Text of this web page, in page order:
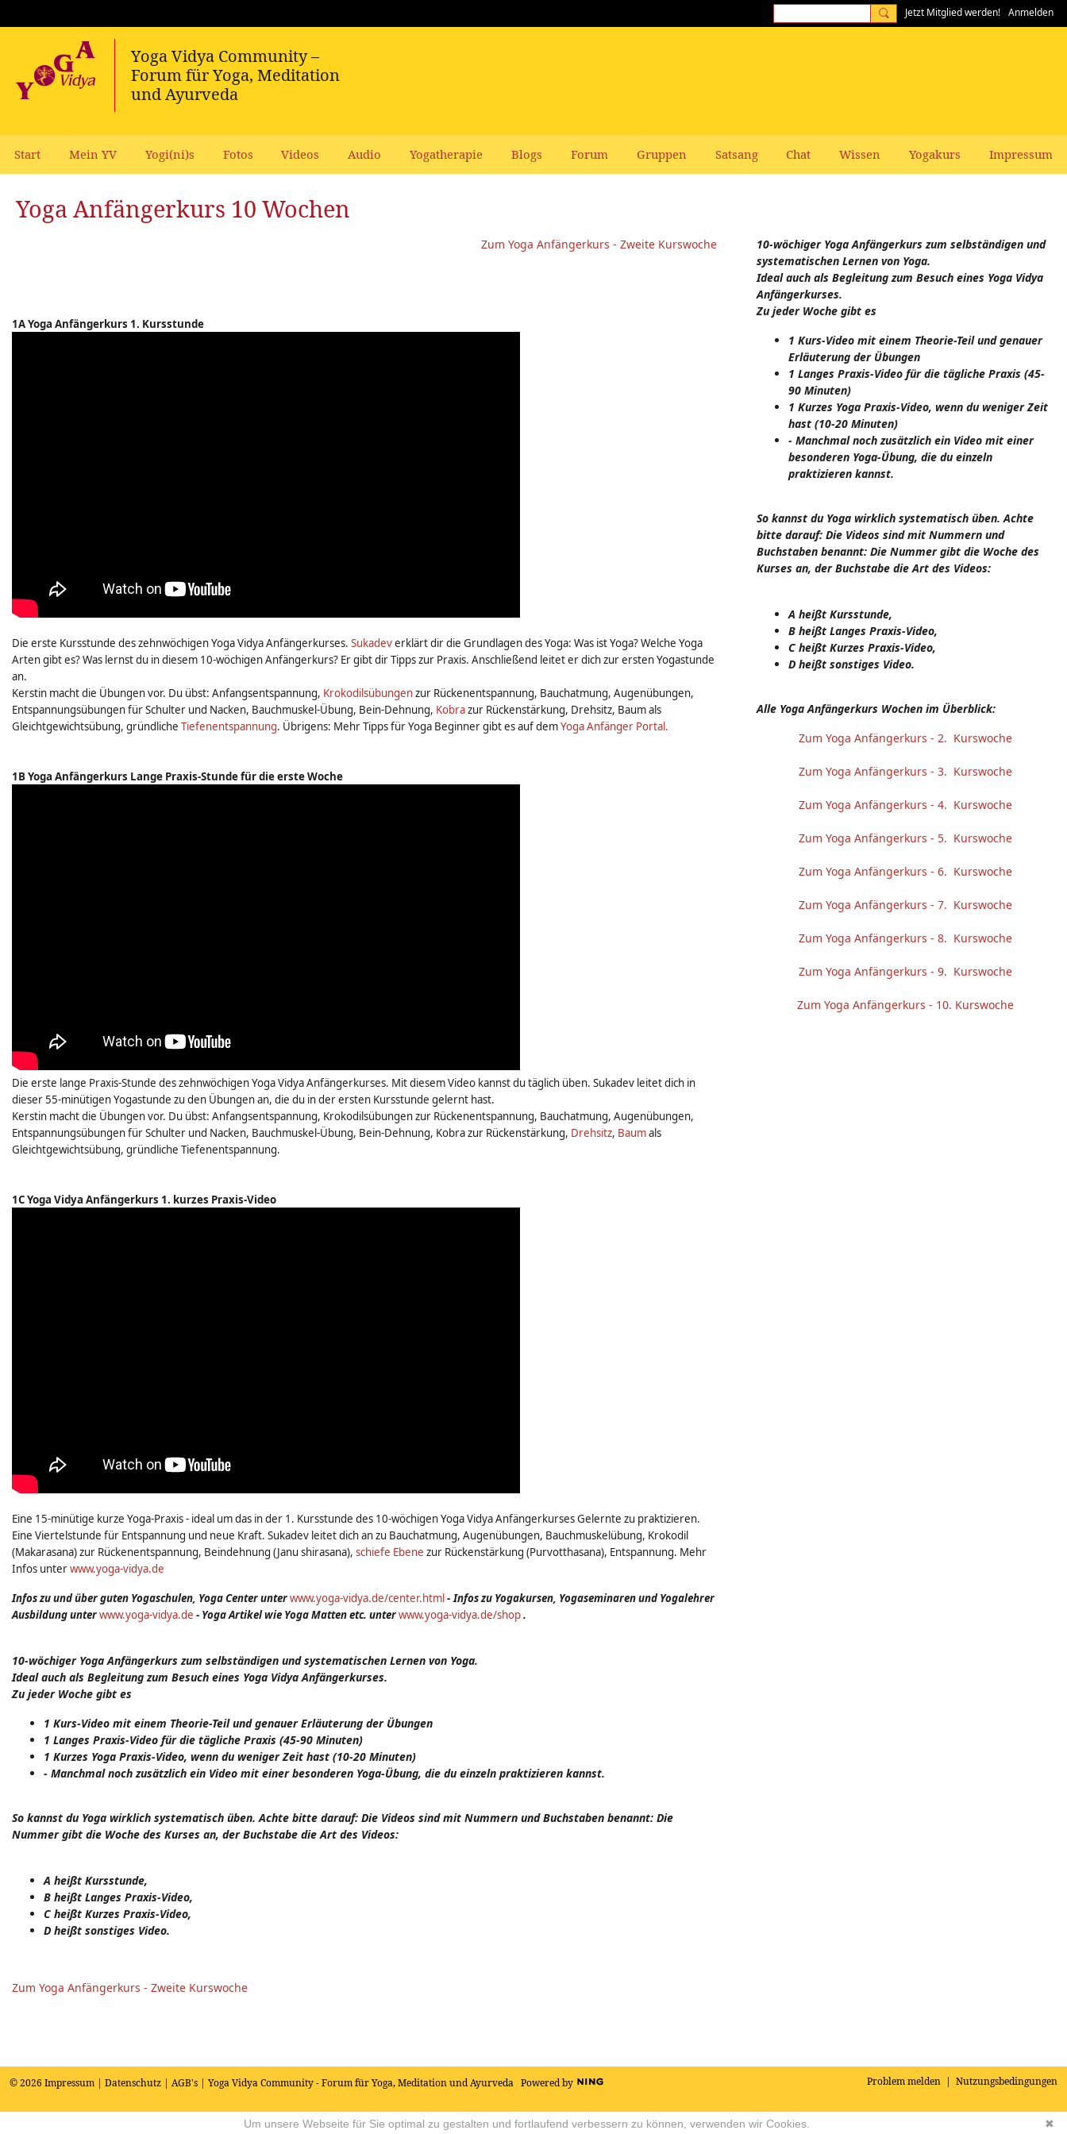
Jetzt Mitglied werden! Anmelden
Start Mein YV Yogi(ni)s Fotos Videos Audio Yogatherapie Blogs Forum Gruppen Satsang Chat Wissen Yogakurs Impressum
Yoga Anfängerkurs 10 Wochen
Zum Yoga Anfängerkurs - Zweite Kurswoche
1A Yoga Anfängerkurs 1. Kursstunde
Die erste Kursstunde des zehnwöchigen Yoga Vidya Anfängerkurses. Sukadeverklärt dir die Grundlagen des Yoga: Was ist Yoga? Welche Yoga
Arten gibt es? Was lernst du in diesem 10-wöchigen Anfängerkurs? Er gibt dir Tipps zur Praxis. Anschließend leitet er dich zur ersten Yogastunde
an.
Kerstin macht die Übungen vor. Du übst: Anfangsentspannung, Krokodilsübungenzur Rückenentspannung, Bauchatmung, Augenübungen,
Entspannungsübungen für Schulter und Nacken, Bauchmuskel-Übung, Bein-Dehnung, Kobrazur Rückenstärkung, Drehsitz, Baum als
Gleichtgewichtsübung, gründliche Tiefenentspannung. Übrigens: Mehr Tipps für Yoga Beginner gibt es auf demYoga Anfänger Portal.
1B Yoga Anfängerkurs Lange Praxis-Stunde für die erste Woche
Die erste lange Praxis-Stunde des zehnwöchigen Yoga Vidya Anfängerkurses. Mit diesem Video kannst du täglich üben. Sukadev leitet dich in
dieser 55-minütigen Yogastunde zu den Übungen an, die du in der ersten Kursstunde gelernt hast.
Kerstin macht die Übungen vor. Du übst: Anfangsentspannung, Krokodilsübungen zur Rückenentspannung, Bauchatmung, Augenübungen,
Entspannungsübungen für Schulter und Nacken, Bauchmuskel-Übung, Bein-Dehnung, Kobra zur Rückenstärkung, Drehsitz, Baumals
Gleichtgewichtsübung, gründliche Tiefenentspannung.
1C Yoga Vidya Anfängerkurs 1. kurzes Praxis-Video
Eine 15-minütige kurze Yoga-Praxis - ideal um das in der 1. Kursstunde des 10-wöchigen Yoga Vidya Anfängerkurses Gelernte zu praktizieren.
Eine Viertelstunde für Entspannung und neue Kraft. Sukadev leitet dich an zu Bauchatmung, Augenübungen, Bauchmuskelübung, Krokodil
(Makarasana) zur Rückenentspannung, Beindehnung (Janu shirasana), schiefe Ebene zur Rückenstärkung (Purvotthasana), Entspannung. Mehr
Infos unterwww.yoga-vidya.de
Infos zu und über guten Yogaschulen, Yoga Center unterwww.yoga-vidya.de/center.html- Infos zu Yogakursen, Yogaseminaren und Yogalehrer
Ausbildung unterwww.yoga-vidya.de - Yoga Artikel wie Yoga Matten etc. unterwww.yoga-vidya.de/shop.
10-wöchiger Yoga Anfängerkurs zum selbständigen und systematischen Lernen von Yoga.
Ideal auch als Begleitung zum Besuch eines Yoga Vidya Anfängerkurses.
Zu jeder Woche gibt es
1 Kurs-Video mit einem Theorie-Teil und genauer Erläuterung der Übungen
1 Langes Praxis-Video für die tägliche Praxis (45-90 Minuten)
1 Kurzes Yoga Praxis-Video, wenn du weniger Zeit hast (10-20 Minuten)
- Manchmal noch zusätzlich ein Video mit einer besonderen Yoga-Übung, die du einzeln praktizieren kannst.
So kannst du Yoga wirklich systematisch üben. Achte bitte darauf: Die Videos sind mit Nummern und Buchstaben benannt: Die
Nummer gibt die Woche des Kurses an, der Buchstabe die Art des Videos:
A heißt Kursstunde,
B heißt Langes Praxis-Video,
C heißt Kurzes Praxis-Video,
D heißt sonstiges Video.
Zum Yoga Anfängerkurs - Zweite Kurswoche
10-wöchiger Yoga Anfängerkurs zum selbständigen und
systematischen Lernen von Yoga.
Ideal auch als Begleitung zum Besuch eines Yoga Vidya
Anfängerkurses.
Zu jeder Woche gibt es
1 Kurs-Video mit einem Theorie-Teil und genauer
Erläuterung der Übungen
1 Langes Praxis-Video für die tägliche Praxis (45-
90 Minuten)
1 Kurzes Yoga Praxis-Video, wenn du weniger Zeit
hast (10-20 Minuten)
- Manchmal noch zusätzlich ein Video mit einer
besonderen Yoga-Übung, die du einzeln
praktizieren kannst.
So kannst du Yoga wirklich systematisch üben. Achte
bitte darauf: Die Videos sind mit Nummern und
Buchstaben benannt: Die Nummer gibt die Woche des
Kurses an, der Buchstabe die Art des Videos:
A heißt Kursstunde,
B heißt Langes Praxis-Video,
C heißt Kurzes Praxis-Video,
D heißt sonstiges Video.
Alle Yoga Anfängerkurs Wochen im Überblick:
Zum Yoga Anfängerkurs - 2. Kurswoche
Zum Yoga Anfängerkurs - 3. Kurswoche
Zum Yoga Anfängerkurs - 4. Kurswoche
Zum Yoga Anfängerkurs - 5. Kurswoche
Zum Yoga Anfängerkurs - 6. Kurswoche
Zum Yoga Anfängerkurs - 7. Kurswoche
Zum Yoga Anfängerkurs - 8. Kurswoche
Zum Yoga Anfängerkurs - 9. Kurswoche
Zum Yoga Anfängerkurs - 10. Kurswoche
Problem melden | Nutzungsbedingungen
© 2026 Impressum | Datenschutz | AGB's | Yoga Vidya Community - Forum für Yoga, Meditation und Ayurveda Powered by
✖
Um unsere Webseite für Sie optimal zu gestalten und fortlaufend verbessern zu können, verwenden wir Cookies.